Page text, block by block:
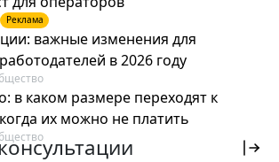
Реклама
важные изменения для
в 2026 году
в каком размере переходят к
их можно не платить